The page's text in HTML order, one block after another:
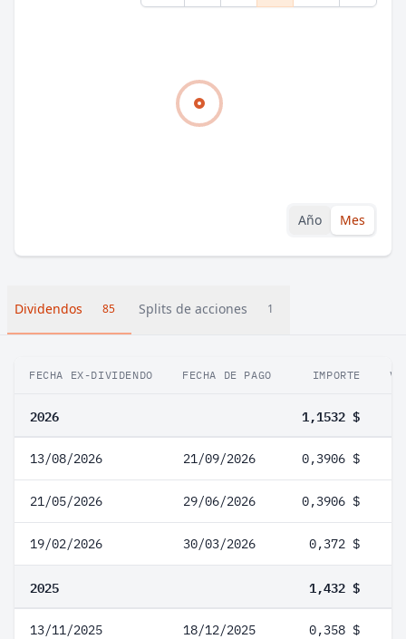
Año Mes
Dividendos 85 Splits de acciones 1
FECHA EX-DIVIDENDO FECHA DE PAGO IMPORTE
2026 1,1532 $
13/08/2026 21/09/2026 0,3906 $
21/05/2026 29/06/2026 0,3906 $
19/02/2026 30/03/2026 0,372 $
2025 1,432 $
13/11/2025 18/12/2025 0,358 $